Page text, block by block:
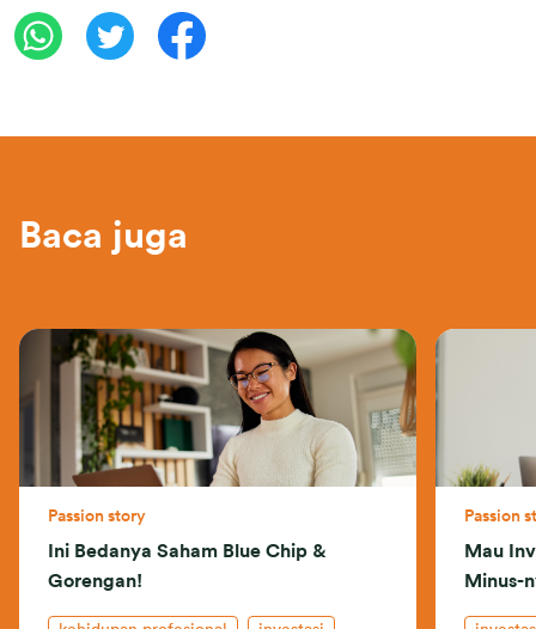
Baca juga
Passion story
Ini Bedanya Saham Blue Chip &
Gorengan!
Passion
Mau
Minus-